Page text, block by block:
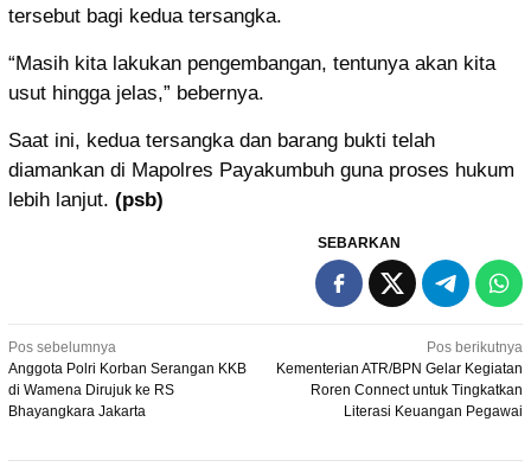
tersebut bagi kedua tersangka.
“Masih kita lakukan pengembangan, tentunya akan kita
usut hingga jelas,” bebernya.
Saat ini, kedua tersangka dan barang bukti telah
diamankan di Mapolres Payakumbuh guna proses hukum
lebih lanjut. (psb)
SEBARKAN
Navigasi
pos
Pos sebelumnya
Anggota Polri Korban Serangan KKB
di Wamena Dirujuk ke RS
Bhayangkara Jakarta
Pos berikutnya
Kementerian ATR/BPN Gelar Kegiatan
Roren Connect untuk Tingkatkan
Literasi Keuangan Pegawai